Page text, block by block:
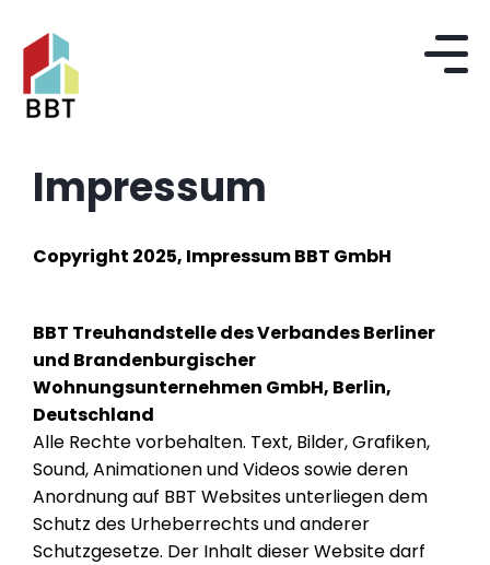
Impressum
Copyright 2025, Impressum BBT GmbH
BBT Treuhandstelle des Verbandes Berliner
und Brandenburgischer
Wohnungsunternehmen GmbH, Berlin,
Deutschland
Alle Rechte vorbehalten. Text, Bilder, Grafiken,
Sound, Animationen und Videos sowie deren
Anordnung auf BBT Websites unterliegen dem
Schutz des Urheberrechts und anderer
Schutzgesetze. Der Inhalt dieser Website darf